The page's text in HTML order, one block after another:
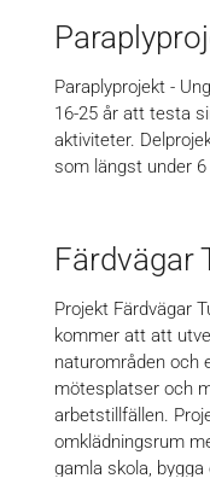
Paraplyprojekt -
16-25 år att testa
aktiviteter.
som längst under
Projekt Färdvägar
kommer att att
naturområden och
mötesplatser och
arbetstillfällen.
omklädningsrum
gamla skola,